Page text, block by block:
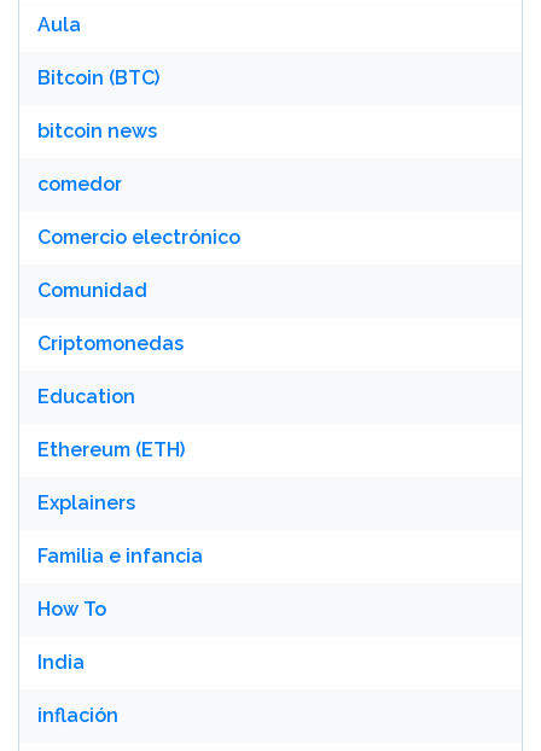
Aula
Bitcoin (BTC)
bitcoin news
comedor
Comercio electrónico
Comunidad
Criptomonedas
Education
Ethereum (ETH)
Explainers
Familia e infancia
How To
India
inflación